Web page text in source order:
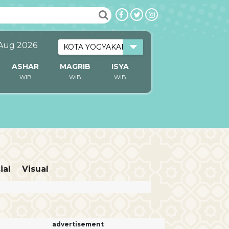
2026
ASHAR MAGRIB ISYA
WIB WIB WIB
Visual
advertisement